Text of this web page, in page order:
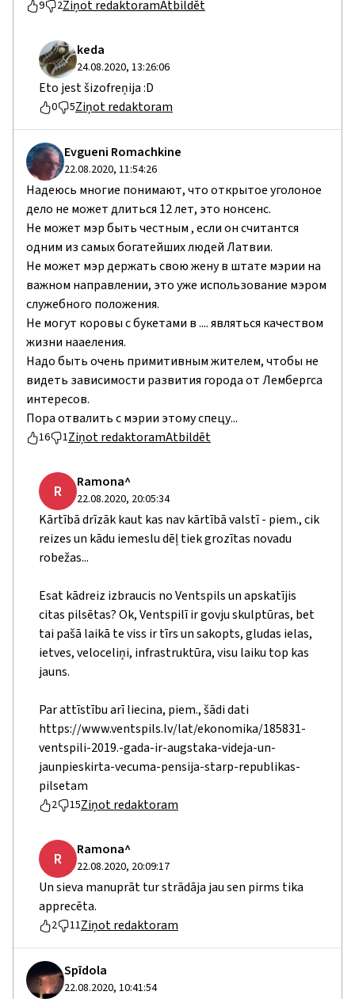
9 2Ziņot redaktoramAtbildēt
keda
24.08.2020, 13:26:06
Eto jest šizofreņija :D
0 5Ziņot redaktoram
Evgueni Romachkine
22.08.2020, 11:54:26
Надеюсь многие понимают, что открытое уголоное
дело не может длиться 12 лет, это нонсенс.
Не может мэр быть честным , если он считантся
одним из самых богатейших людей Латвии.
Не может мэр держать свою жену в штате мэрии на
важном направлении, это уже использование мэром
служебного положения.
Не могут коровы с букетами в .... являться качеством
жизни нааеления.
Надо быть очень примитивным жителем, чтобы не
видеть зависимости развития города от Лембергса
интересов.
Пора отвалить с мэрии этому спецу...
16 1Ziņot redaktoramAtbildēt
R Ramona^
22.08.2020, 20:05:34
Kārtībā drīzāk kaut kas nav kārtībā valstī - piem., cik
reizes un kādu iemeslu dēļ tiek grozītas novadu
robežas...
Esat kādreiz izbraucis no Ventspils un apskatījis
citas pilsētas? Ok, Ventspilī ir govju skulptūras, bet
tai pašā laikā te viss ir tīrs un sakopts, gludas ielas,
ietves, veloceliņi, infrastruktūra, visu laiku top kas
jauns.
Par attīstību arī liecina, piem., šādi dati
https://www.ventspils.lv/lat/ekonomika/185831-
ventspili-2019.-gada-ir-augstaka-videja-un-
jaunpieskirta-vecuma-pensija-starp-republikas-
pilsetam
2 15Ziņot redaktoram
R Ramona^
22.08.2020, 20:09:17
Un sieva manuprāt tur strādāja jau sen pirms tika
apprecēta.
2 11Ziņot redaktoram
Spīdola
22.08.2020, 10:41:54